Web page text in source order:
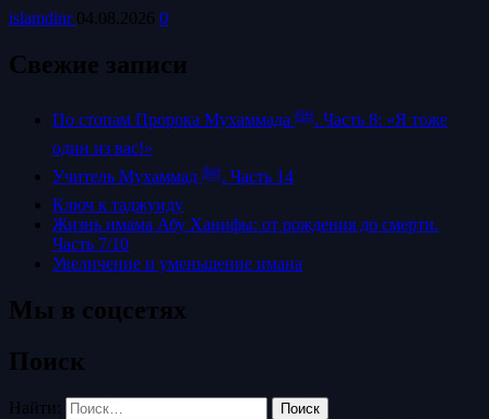
islamdinr 04.08.2026 0
Свежие записи
По стопам Пророка Мухаммада ﷺ. Часть 8: «Я тоже
один из вас!»
Учитель Мухаммад ﷺ. Часть 14
Ключ к таджуиду
Жизнь имама Абу Ханифы: от рождения до смерти.
Часть 7/10
Увеличение и уменьшение имана
Мы в соцсетях
Поиск
Найти: